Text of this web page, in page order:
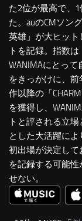
た2位が最高で、
た。auのCMソン
英雄」が大ヒット
トを記録。指数
WANIMAにとっ
をきっかけに、
作以降の「
を獲得し、
トと評される立
とした大活躍によ
初出場が決定して
を記録する可能
せない。